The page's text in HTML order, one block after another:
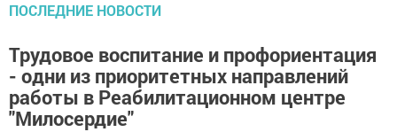
ПОСЛЕДНИЕ НОВОСТИ
Трудовое воспитание и профориентация
- одни из приоритетных направлений
работы в Реабилитационном центре
"Милосердие"